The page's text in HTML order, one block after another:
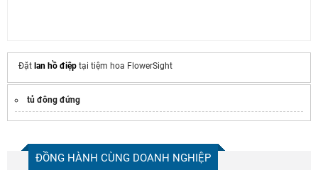
Đặt lan hồ điệp tại tiệm hoa FlowerSight
tủ đông đứng
ĐỒNG HÀNH CÙNG DOANH NGHIỆP